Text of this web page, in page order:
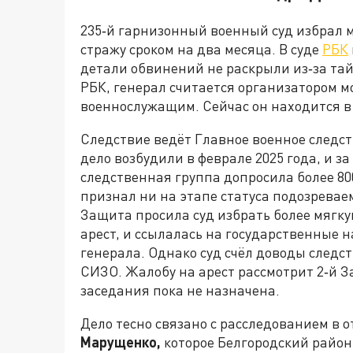
235‑й гарнизонный военный суд избрал
стражу сроком на два месяца. В суде РБК
детали обвинений не раскрыли из‑за
РБК, генерал считается организатором
военнослужащим. Сейчас он находится
Следствие ведёт Главное военное
дело возбудили в феврале 2025 года, и
следственная группа допросила более
признал ни на этапе статуса
Защита просила суд избрать более
арест, и ссылалась на
генерала. Однако суд счёл доводы
СИЗО. Жалобу на арест рассмотрит 2‑й
заседания пока не назначена.
Дело тесно связано с расследованием в
Марущенко, которое Белгородский